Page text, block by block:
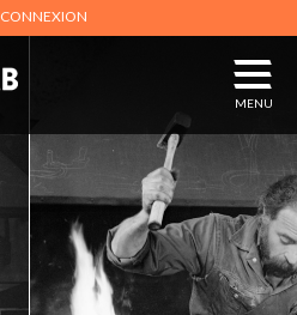
CONNEXION
MENU